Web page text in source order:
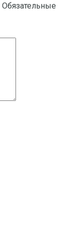
Обязательные